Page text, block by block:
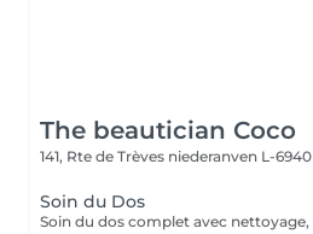
The beautician Coco
141, Rte de Trèves niederanven L-6940
Soin du Dos